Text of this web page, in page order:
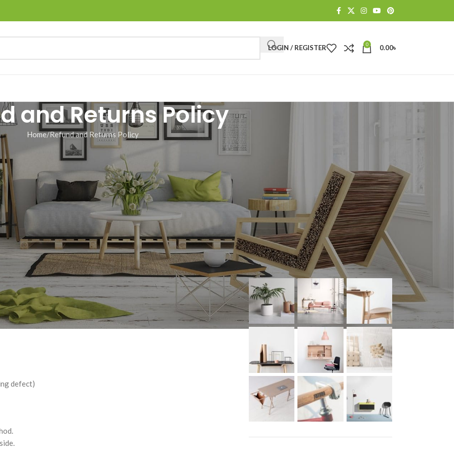
LOGIN / REGISTER 0 0.00৳
and Returns Policy
Home Refund and Returns Policy
conditions:
defect)
RECENT POSTS
OUR INSTAGRAM